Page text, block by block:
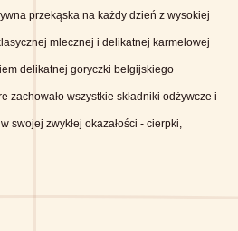
przekąska na każdy dzień z wysokiej
mlecznej i delikatnej karmelowej
delikatnej goryczki belgijskiego
zachowało wszystkie składniki odżywcze i
swojej zwykłej okazałości - cierpki,